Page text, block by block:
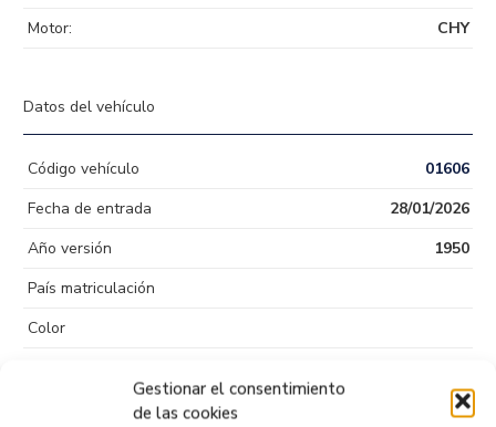
Gestionar el consentimiento
de las cookies
Motor:
CHY
Datos del vehículo
Código vehículo
01606
Fecha de entrada
28/01/2026
Año versión
1950
País matriculación
Color
89.694